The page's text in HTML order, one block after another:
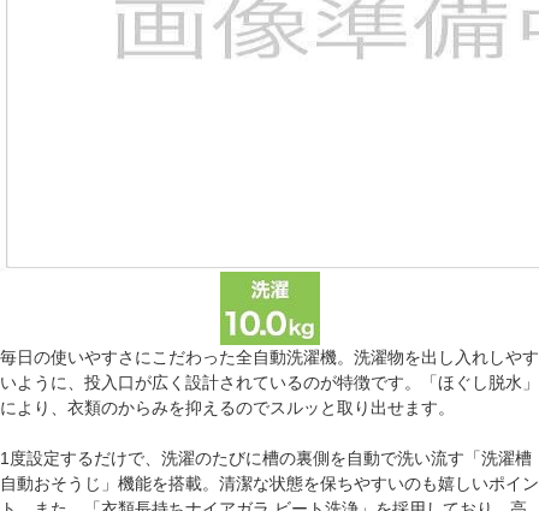
毎日の使いやすさにこだわった全自動洗濯機。洗濯物を出し入れしやす
いように、投入口が広く設計されているのが特徴です。「ほぐし脱水」
により、衣類のからみを抑えるのでスルッと取り出せます。
1度設定するだけで、洗濯のたびに槽の裏側を自動で洗い流す「洗濯槽
自動おそうじ」機能を搭載。清潔な状態を保ちやすいのも嬉しいポイン